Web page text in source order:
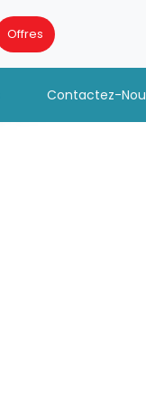
Offres
Contactez-